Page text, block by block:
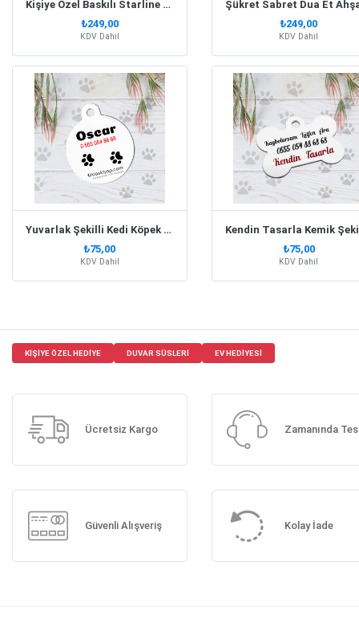
Kişiye Özel Baskılı Starline Beyaz Baret
₺249,00
KDV Dahil
₺249,00
KDV Dahil
Yuvarlak Şekilli Kedi Köpek İsim Künyesi
₺75,00
KDV Dahil
₺75,00
KDV Dahil
KIŞIYE ÖZEL HEDIYE DUVAR SÜSLERI EV HEDIYESI
Ücretsiz Kargo Zamanında
Güvenli Alışveriş Kolay İade